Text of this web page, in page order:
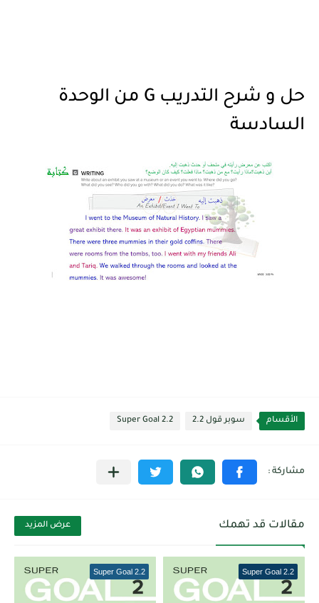
حل و شرح التدريب G من الوحدة
السادسة
الأقسام سوبر قول 2.2 Super Goal 2.2
مقالات قد تهمك عرض المزيد
Super Goal 2.2
Super Goal 2.2